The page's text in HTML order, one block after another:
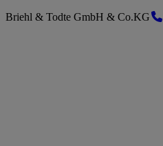
Briehl & Todte GmbH & Co.KG